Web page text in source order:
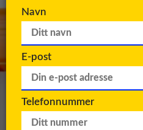
Navn
E-post
Telefonnummer